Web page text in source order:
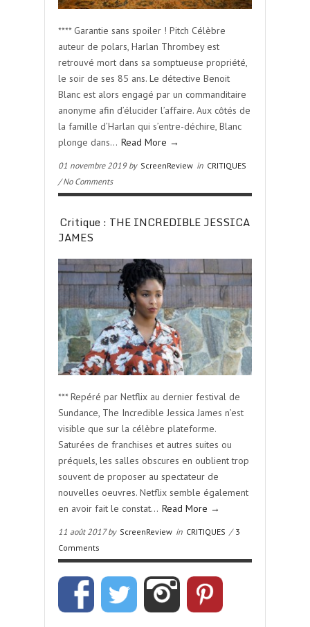
**** Garantie sans spoiler ! Pitch Célèbre
auteur de polars, Harlan Thrombey est
retrouvé mort dans sa somptueuse propriété,
le soir de ses 85 ans. Le détective Benoit
Blanc est alors engagé par un commanditaire
anonyme afin d’élucider l’affaire. Aux côtés de
la famille d’Harlan qui s’entre-déchire, Blanc
plonge dans… Read More →
01 novembre 2019 by ScreenReview in CRITIQUES
/ No Comments
Critique : THE INCREDIBLE JESSICA
JAMES
*** Repéré par Netflix au dernier festival de
Sundance, The Incredible Jessica James n’est
visible que sur la célèbre plateforme.
Saturées de franchises et autres suites ou
préquels, les salles obscures en oublient trop
souvent de proposer au spectateur de
nouvelles oeuvres. Netflix semble également
en avoir fait le constat… Read More →
11 août 2017 by ScreenReview in CRITIQUES / 3
Comments